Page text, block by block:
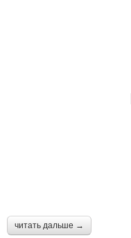
читать дальше →